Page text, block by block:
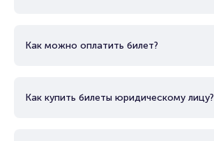
Как можно оплатить билет?
Как купить билеты юридическому лицу?